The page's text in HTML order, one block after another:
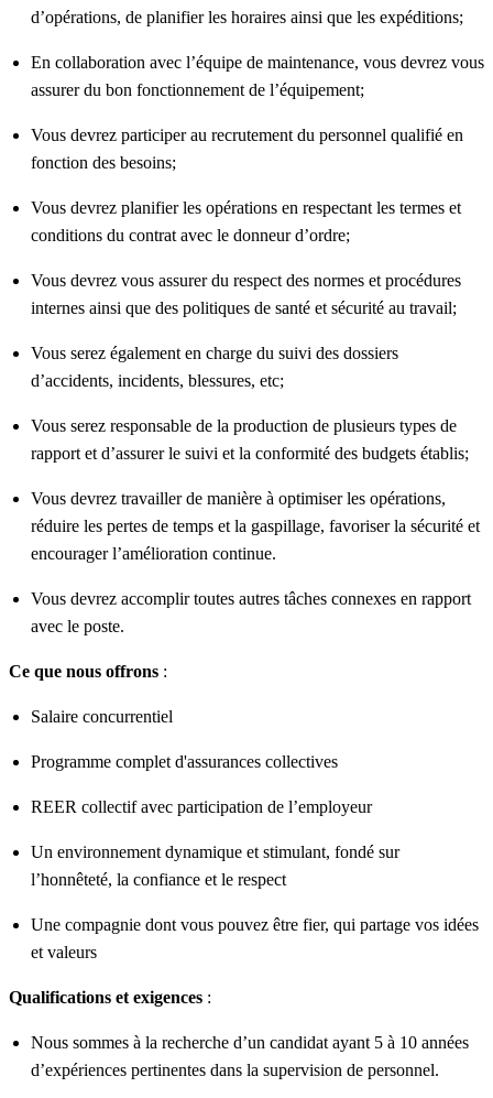
d’opérations, de planifier les horaires ainsi que les expéditions;
En collaboration avec l’équipe de maintenance, vous devrez vous
assurer du bon fonctionnement de l’équipement;
Vous devrez participer au recrutement du personnel qualifié en
fonction des besoins;
Vous devrez planifier les opérations en respectant les termes et
conditions du contrat avec le donneur d’ordre;
Vous devrez vous assurer du respect des normes et procédures
internes ainsi que des politiques de santé et sécurité au travail;
Vous serez également en charge du suivi des dossiers
d’accidents, incidents, blessures, etc;
Vous serez responsable de la production de plusieurs types de
rapport et d’assurer le suivi et la conformité des budgets établis;
Vous devrez travailler de manière à optimiser les opérations,
réduire les pertes de temps et la gaspillage, favoriser la sécurité et
encourager l’amélioration continue.
Vous devrez accomplir toutes autres tâches connexes en rapport
avec le poste.
Ce que nous offrons :
Salaire concurrentiel
Programme complet d'assurances collectives
REER collectif avec participation de l’employeur
Un environnement dynamique et stimulant, fondé sur
l’honnêteté, la confiance et le respect
Une compagnie dont vous pouvez être fier, qui partage vos idées
et valeurs
Qualifications et exigences :
Nous sommes à la recherche d’un candidat ayant 5 à 10 années
d’expériences pertinentes dans la supervision de personnel.